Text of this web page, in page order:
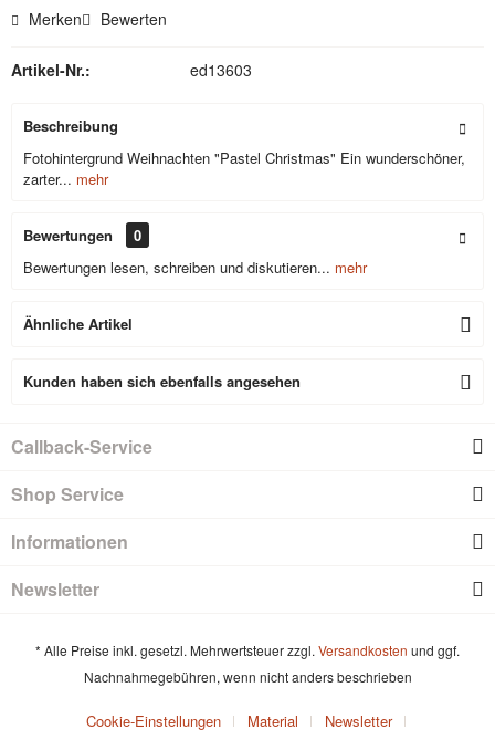
Merken Bewerten
Artikel-Nr.: ed13603
Beschreibung
Fotohintergrund Weihnachten "Pastel Christmas" Ein wunderschöner,
zarter... mehr
Bewertungen
0
Bewertungen lesen, schreiben und diskutieren... mehr
Ähnliche Artikel
Kunden haben sich ebenfalls angesehen
Callback-Service
Shop Service
Informationen
Newsletter
* Alle Preise inkl. gesetzl. Mehrwertsteuer zzgl. Versandkosten und ggf.
Nachnahmegebühren, wenn nicht anders beschrieben
Cookie-Einstellungen Material
Newsletter